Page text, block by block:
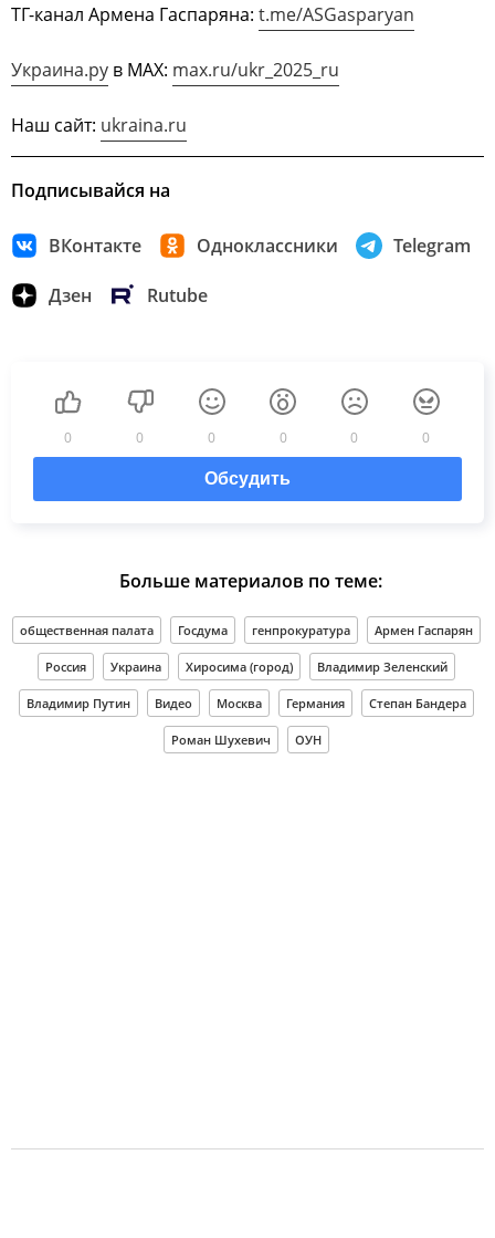
ТГ-канал Армена Гаспаряна: t.me/ASGasparyan
Украина.ру в МАХ: max.ru/ukr_2025_ru
Наш сайт: ukraina.ru
Подписывайся на
ВКонтакте Одноклассники Telegram
Дзен Rutube
0 0 0 0 0 0
Обсудить
Больше материалов по теме:
общественная палата Госдума генпрокуратура Армен Гаспарян
Россия Украина Хиросима (город) Владимир Зеленский
Владимир Путин Видео Москва Германия Степан Бандера
Роман Шухевич ОУН